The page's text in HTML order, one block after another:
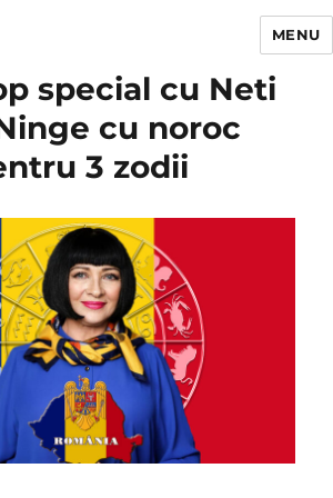
MENU
special cu Neti
cu noroc
3 zodii